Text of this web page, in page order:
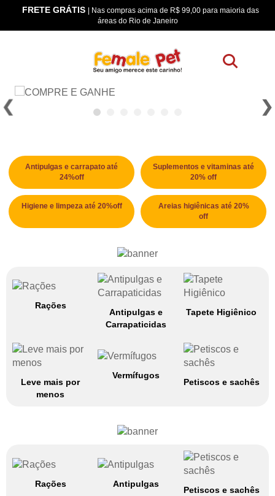
FRETE GRÁTIS | Nas compras acima de R$ 99,00 para maioria das
áreas do Rio de Janeiro
Antipulgas e carrapato até
24%off
Suplementos e vitaminas até
20% off
Higiene e limpeza até 20%off
Areias higiênicas até 20%
off
Rações
Antipulgas e
Carrapaticidas
Tapete Higiênico
Leve mais por
menos
Vermífugos
Petiscos e sachês
Rações Antipulgas
Petiscos e sachês